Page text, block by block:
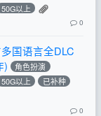
50G以上
0
国语言全DLC
)
角色扮演
50G以上 已补种
0